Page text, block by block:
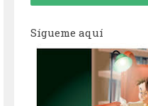
Sígueme aquí